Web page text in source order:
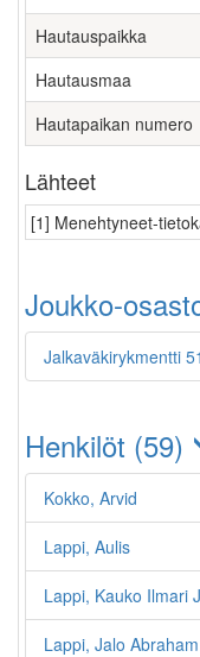
Hautauspaikka
Hautausmaa
Hautapaikan numero
Lähteet
[1] Menehtyneet-
Joukko-
Jalkaväkirykmentti
Henkilöt (59)
Kokko, Arvid
Lappi, Aulis
Lappi, Kauko Ilmari
Lappi, Jalo Abraham